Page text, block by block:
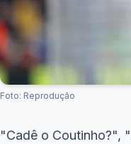
Foto: Reprodução
"Cadê o Coutinho?",